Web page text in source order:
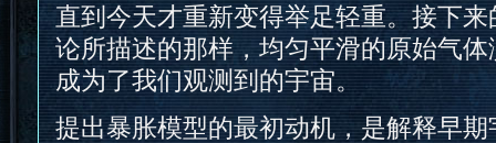
直到今天才重新变得举足轻重。接下
论所描述的那样，均匀平滑的原始气
成为了我们观测到的宇宙。
提出暴胀模型的最初动机，是解释早期